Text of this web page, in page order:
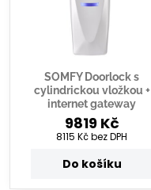
SOMFY Doorlock s
cylindrickou vložkou +
internet gateway
9819 Kč
8115 Kčbez DPH
Do košíku